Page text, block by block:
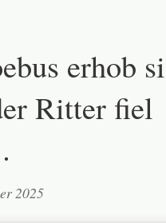
erhob
Ritter fiel
2025